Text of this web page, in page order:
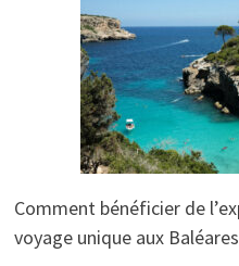
Comment bénéficier de
voyage unique aux